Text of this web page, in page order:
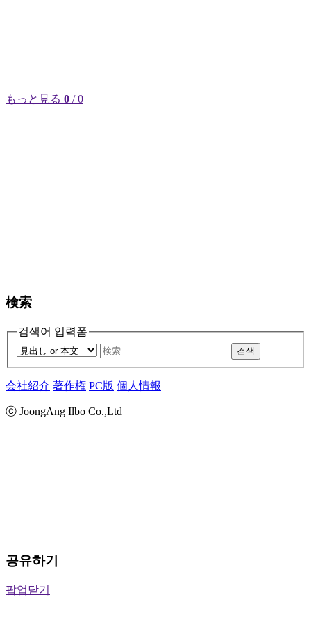
もっと見る 0 / 0
検索
검색어 입력폼
검색
会社紹介 著作権 PC版 個人情報
ⓒ JoongAng Ilbo Co.,Ltd
공유하기
팝업닫기